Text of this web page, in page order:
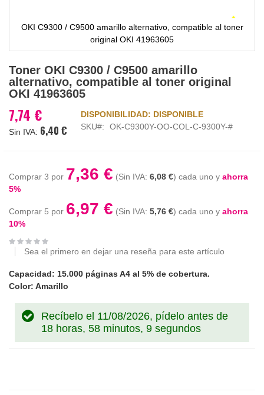
OKI C9300 / C9500 amarillo alternativo, compatible al toner
original OKI 41963605
al
comienzo
de
galería
de
Toner OKI C9300 / C9500 amarillo
alternativo, compatible al toner original
OKI 41963605
7,74 €
6,40 €
DISPONIBILIDAD: DISPONIBLE
SKU
OK-C9300Y-OO-COL-C-9300Y-#
Comprar 3 por 7,36 € 6,08 € cada uno y ahorra
5%
Comprar 5 por 6,97 € 5,76 € cada uno y ahorra
10%
Sea el primero en dejar una reseña para este artículo
Capacidad: 15.000 páginas A4 al 5% de cobertura.
Color: Amarillo
Recíbelo el 11/08/2026, pídelo antes de
18 horas, 58 minutos, 9 segundos